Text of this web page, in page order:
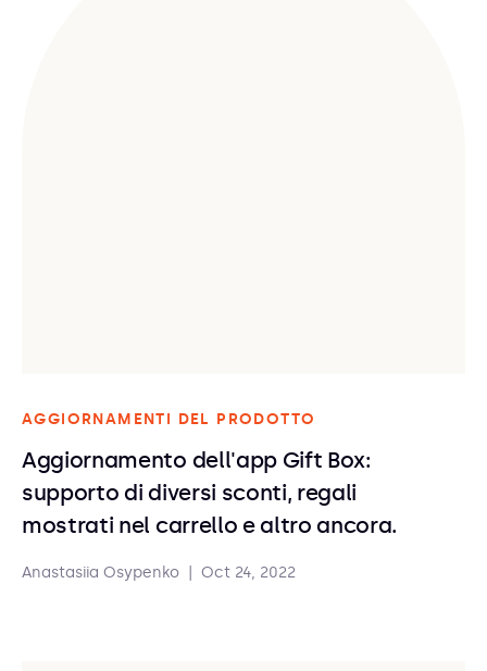
AGGIORNAMENTI DEL PRODOTTO
Aggiornamento dell'app Gift Box:
supporto di diversi sconti, regali
mostrati nel carrello e altro ancora.
Anastasiia Osypenko Oct 24, 2022